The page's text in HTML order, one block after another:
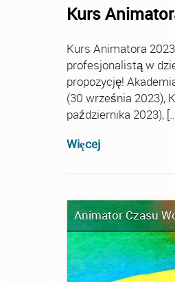
Kurs
Kurs Animatora
profesjonalistą w
propozycję!
(30 września 2023),
października 2023),
Więcej
Animator Czasu